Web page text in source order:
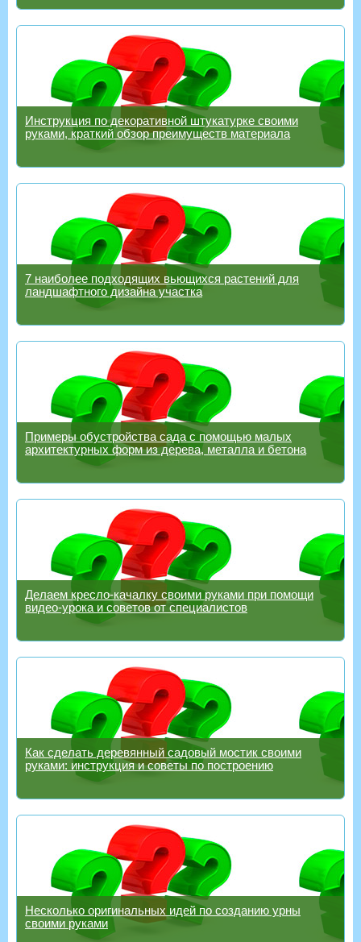
Инструкция по декоративной штукатурке своими
руками, краткий обзор преимуществ материала
7 наиболее подходящих вьющихся растений для
ландшафтного дизайна участка
Примеры обустройства сада с помощью малых
архитектурных форм из дерева, металла и бетона
Делаем кресло-качалку своими руками при помощи
видео-урока и советов от специалистов
Как сделать деревянный садовый мостик своими
руками: инструкция и советы по построению
Несколько оригинальных идей по созданию урны
своими руками